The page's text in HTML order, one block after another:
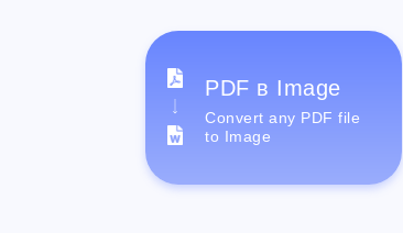
PDF в Image
Convert any PDF file
to Image